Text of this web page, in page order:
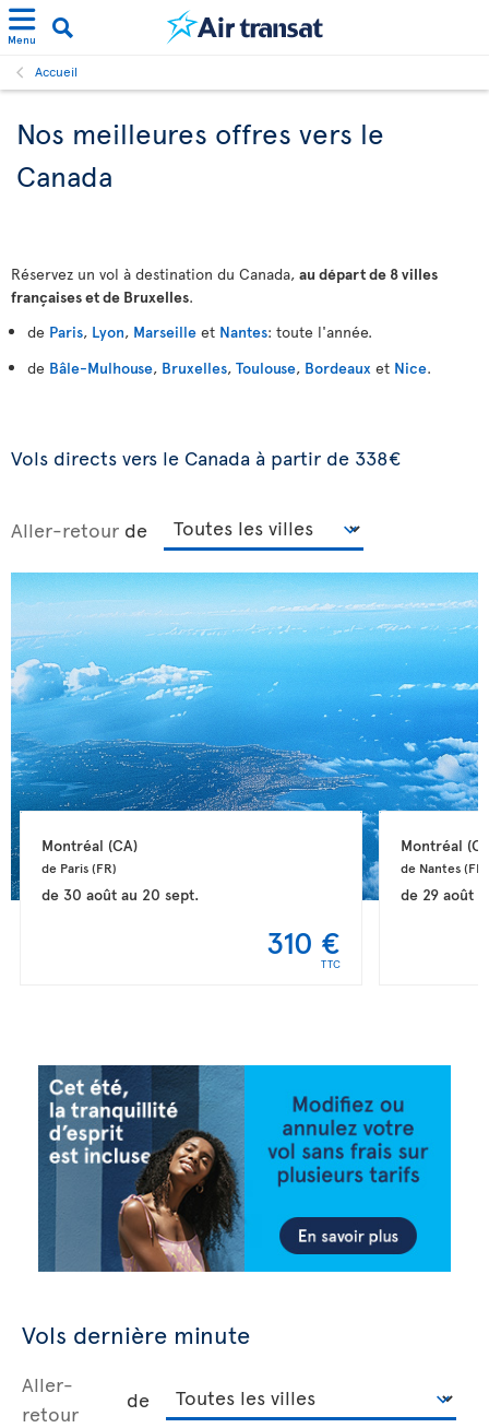
Menu
Accueil
Nos meilleures offres vers le
Canada
Réservez un vol à destination du Canada, au départ de 8 villes
françaises et de Bruxelles.
de Paris, Lyon, Marseille et Nantes: toute l'année.
de Bâle-Mulhouse, Bruxelles, Toulouse, Bordeaux et Nice.
Vols directs vers le Canada à partir de 338€
Aller-retour de
Montréal (CA)
de Paris (FR)
de 30 aoûtau 20 sept.
310 €
TTC
Montréal
de Nantes (FR)
de 29 août
Vols dernière minute
Aller-
retour
de